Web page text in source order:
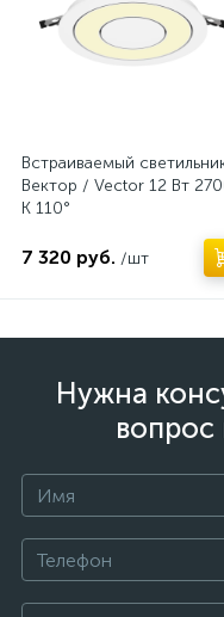
Встраиваемый
Вектор / Vector 12 Вт
К 110°
7 320 руб. /шт
Нужна
вопрос